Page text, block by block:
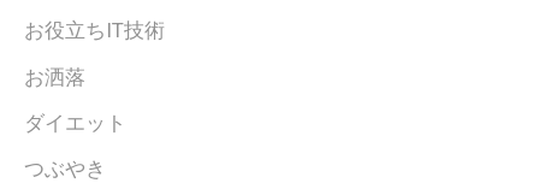
お役立ちIT技術
お洒落
ダイエット
つぶやき